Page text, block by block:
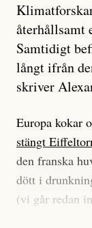
återhållsamt
Samtidigt
långt ifrån
skriver
Europa kokar
stängt
den franska
dött i
(vi går redan